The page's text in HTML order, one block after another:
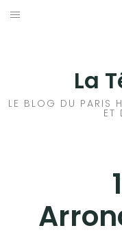
Aller
La
LE BLOG DU PARIS
ET
3ÈME
4ÈME